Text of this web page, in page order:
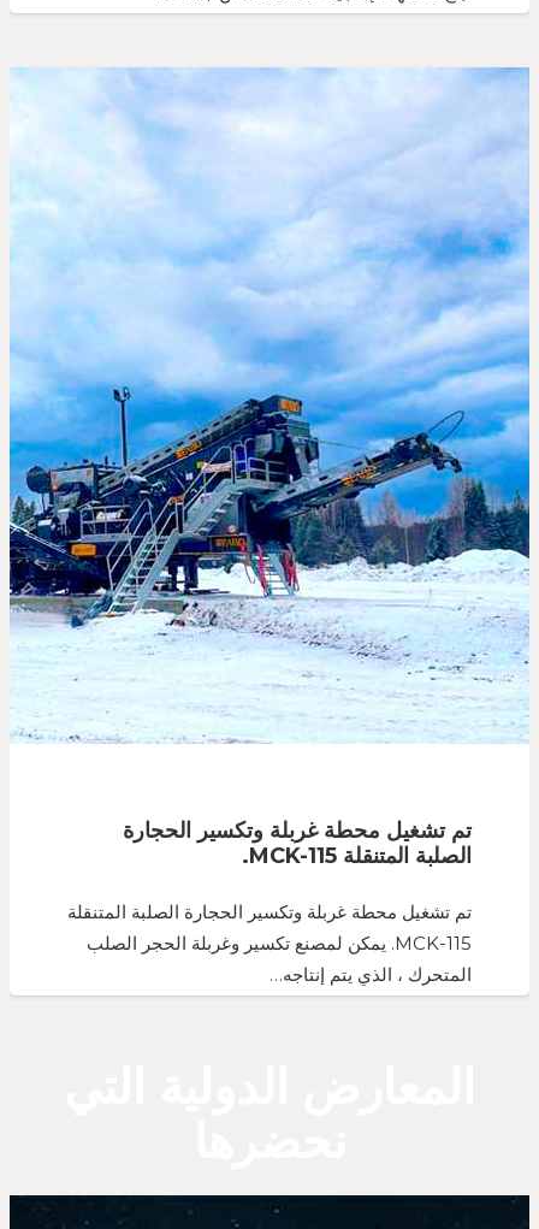
تم تشغيل محطة غربلة وتكسير الحجارة
الصلبة المتنقلة MCK-115.
تم تشغيل محطة غربلة وتكسير الحجارة الصلبة المتنقلة
MCK-115. يمكن لمصنع تكسير وغربلة الحجر الصلب
المتحرك ، الذي يتم إنتاجه…